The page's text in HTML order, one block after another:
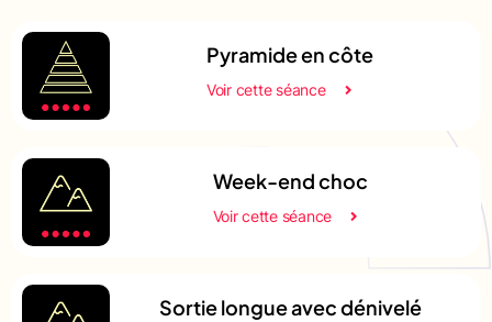
Pyramide en côte
Voir cette séance
Week-end choc
Voir cette séance
Sortie longue avec dénivelé